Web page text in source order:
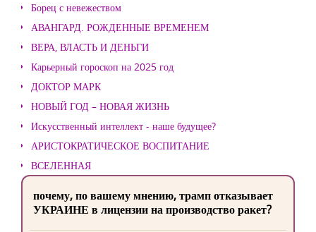
Борец с невежеством
АВАНГАРД. РОЖДЕННЫЕ ВРЕМЕНЕМ
ВЕРА, ВЛАСТЬ И ДЕНЬГИ
Карьерный гороскоп на 2025 год
ДОКТОР МАРК
НОВЫЙ ГОД – НОВАЯ ЖИЗНЬ
Искусственный интеллект - наше будущее?
АРИСТОКРАТИЧЕСКОЕ ВОСПИТАНИЕ
ВСЕЛЕННАЯ
почему, по вашему мнению, трамп отказывает
УКРАИНЕ в лицензии на производство ракет?